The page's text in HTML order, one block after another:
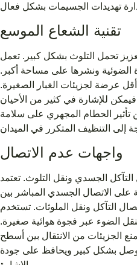
تقنية الشعاع الموسع
تحمل التلوث بشكل كبير. تعمل
الضوئية ونشرها على مساحة أكبر.
عرضة لجزيئات الغبار الصغيرة.
للإشارة في كثير من الأحيان
تأثير الحطام المجهري على سلامة
واجهات عدم الاتصال
الجسدي ونقل التلوث. تعتمد
على الاتصال الجسدي المباشر بين
التآكل ونقل الملوثات. تستخدم
الضوء عبر فجوة هوائية صغيرة.
الجزيئات من الانتقال بين أسطح
بشكل كبير ويحافظ على جودة